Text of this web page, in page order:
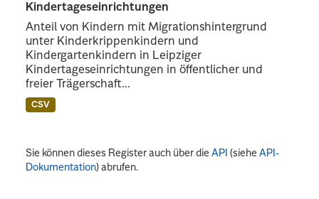
Kindertageseinrichtungen
Anteil von Kindern mit Migrationshintergrund
unter Kinderkrippenkindern und
Kindergartenkindern in Leipziger
Kindertageseinrichtungen in öffentlicher und
freier Trägerschaft...
CSV
Sie können dieses Register auch über dieAPI (sieheAPI-
Dokumentation) abrufen.